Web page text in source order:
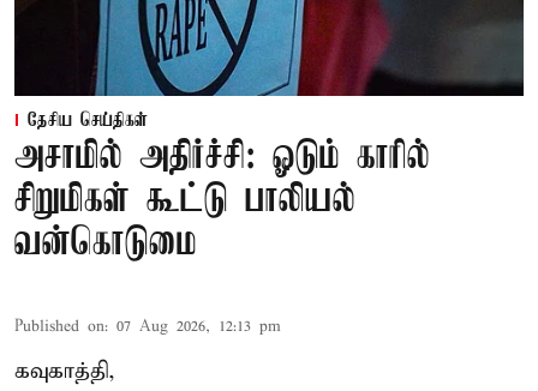
தேசிய செய்திகள்
அசாமில் அதிர்ச்சி: ஓடும் காரில்
சிறுமிகள் கூட்டு பாலியல்
வன்கொடுமை
Published on: 07 Aug 2026, 12:13 pm
கவுகாத்தி,